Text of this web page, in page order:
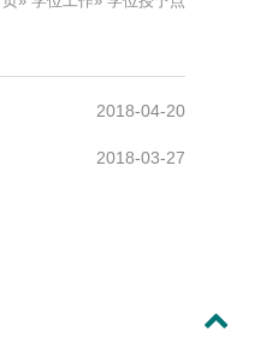
2018-04-20
2018-03-27